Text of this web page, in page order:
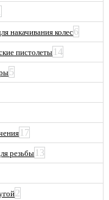
накачивания колес6
пистолеты 14
5
17
резьбы13
2